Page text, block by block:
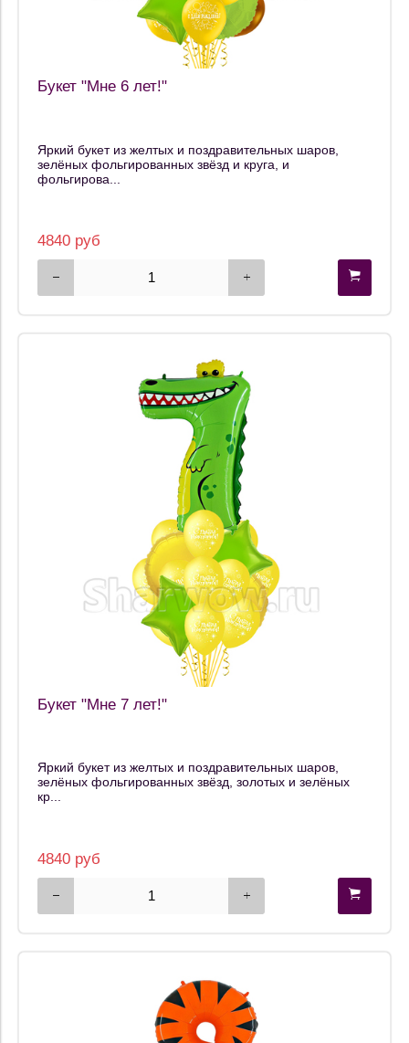
Букет "Мне 6 лет!"
Яркий букет из желтых и поздравительных шаров,
зелёных фольгированных звёзд и круга, и
фольгирова...
4840 руб
Букет "Мне 7 лет!"
Яркий букет из желтых и поздравительных шаров,
зелёных фольгированных звёзд, золотых и зелёных
кр...
4840 руб